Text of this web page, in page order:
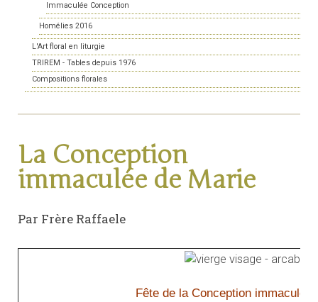
Immaculée Conception
Homélies 2016
L'Art floral en liturgie
TRIREM - Tables depuis 1976
Compositions florales
La Conception
immaculée de Marie
Par Frère Raffaele
Fête de la Conception immaculée